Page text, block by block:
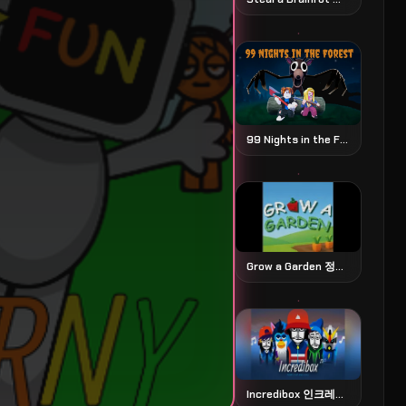
99 Nights in the Forest 99 나이츠 인 더 포레스트
Grow a Garden 정원 가꾸기 시뮬레이션
Incredibox 인크레디박스